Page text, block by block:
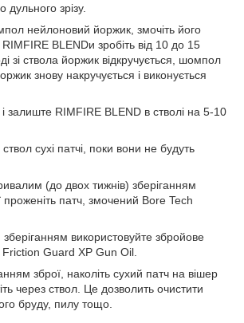
дульного зрізу.
нейлоновий йоржик, змочіть його
BLENDи зробіть від 10 до 15
зі ствола йоржик відкручується, шомпол
знову накручується і виконується
і залиште RIMFIRE BLEND в стволі на 5-10
сухі патчі, поки вони не будуть
(до двох тижнів) зберіганням
проженіть патч, змочений Bore Tech
використовуйте збройове
Guard XP Gun Oil.
зброї, наколіть сухий патч на вішер
через ствол. Це дозволить очистити
бруду, пилу тощо.